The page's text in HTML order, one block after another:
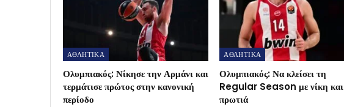
ΑΘΛΗΤΙΚΑ
Ολυμπιακός: Νίκησε την Αρμάνι και
τερμάτισε πρώτος στην κανονική
περίοδο
ΑΘΛΗΤΙΚΑ
Ολυμπιακός: Να κλείσει τη
Regular Season με νίκη και
πρωτιά